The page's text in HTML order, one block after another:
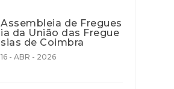
Assembleia de Fregues
ia da União das Fregue
sias de Coimbra
16 - ABR - 2026